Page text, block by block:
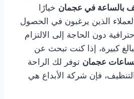
بالساعة في عجمان خيارًا
الذين يرغبون في الحصول
دون الحاجة إلى الالتزام
كبيرة، إذا كنت تبحث عن
عجمان توفر لك الراحة
فإن شركة الأبداع هي